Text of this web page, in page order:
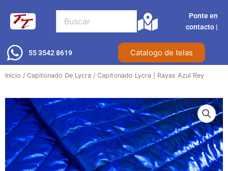
contenido
Ponte en
contacto |​
55 3542 8619 Catalogo de telas
Inicio / Capitonado De Lycra / Capitonado Lycra | Rayas Azul Rey